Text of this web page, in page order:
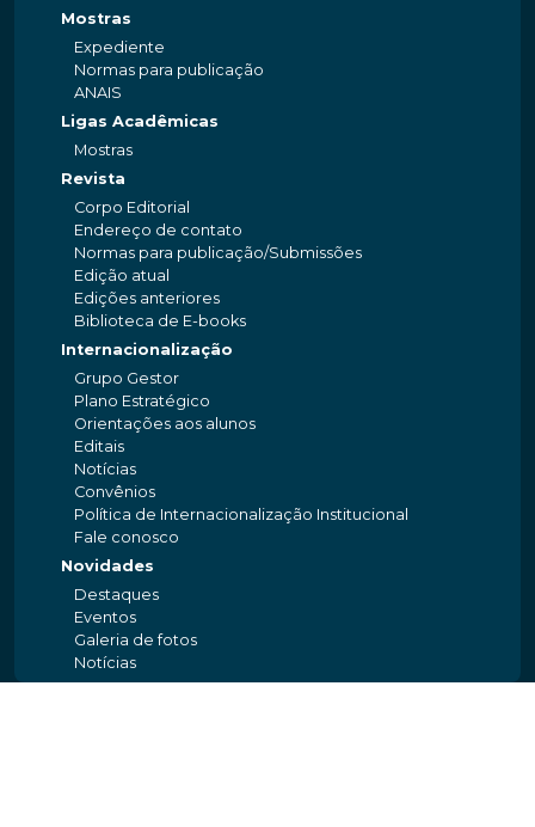
Mostras
Expediente
Normas para publicação
ANAIS
Ligas Acadêmicas
Mostras
Revista
Corpo Editorial
Endereço de contato
Normas para publicação/Submissões
Edição atual
Edições anteriores
Biblioteca de E-books
Internacionalização
Grupo Gestor
Plano Estratégico
Orientações aos alunos
Editais
Notícias
Convênios
Política de Internacionalização Institucional
Fale conosco
Novidades
Destaques
Eventos
Galeria de fotos
Notícias